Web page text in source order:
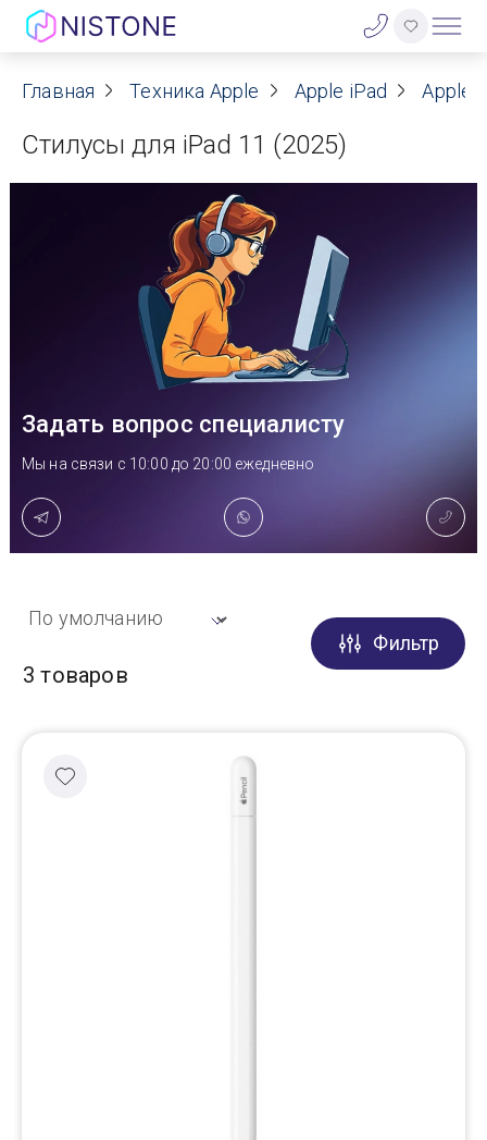
Акции
О нас
Договор оферты
Реквизиты
Контакты
Гарантия
Главная Техника Apple Apple iPad Apple
Стилусы для iPad 11 (2025)
Задать вопрос специалисту
Мы на связи с 10:00 до 20:00 ежедневно
3 товаров
Фильтр